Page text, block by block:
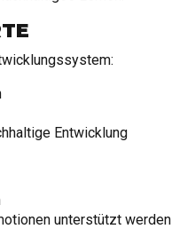
Entwicklung
unterstützt werden